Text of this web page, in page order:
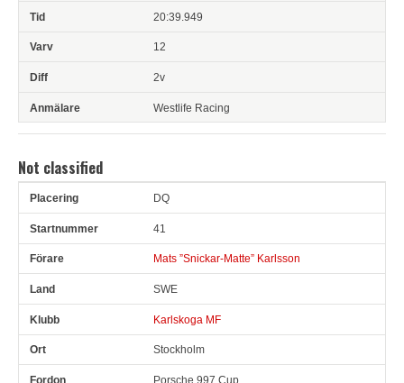
20:39.949
12
2v
Westlife Racing
Not classified
Pl Snr Land
DQ
41
Mats ”Snickar-Matte” Karlsson
SWE
Karlskoga MF
Stockholm
Porsche 997 Cup